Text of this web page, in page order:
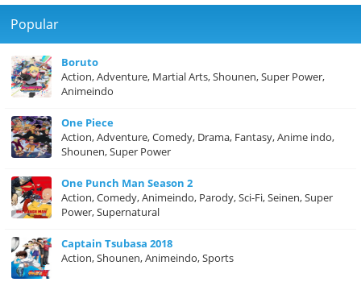
Popular
Boruto
Action, Adventure, Martial Arts, Shounen, Super Power,
Animeindo
One Piece
Action, Adventure, Comedy, Drama, Fantasy, Anime indo,
Shounen, Super Power
One Punch Man Season 2
Action, Comedy, Animeindo, Parody, Sci-Fi, Seinen, Super
Power, Supernatural
Captain Tsubasa 2018
Action, Shounen, Animeindo, Sports